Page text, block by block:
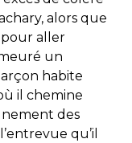
alors que
pour aller
un
habite
il chemine
des
qu’il